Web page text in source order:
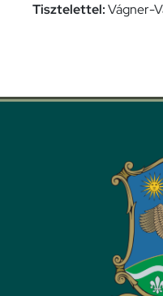
Tisztelettel:Vágner-